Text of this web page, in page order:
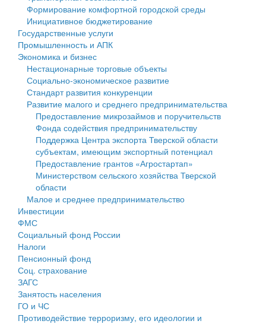
Государственные услуги
Промышленность и АПК
Экономика и бизнес
Символика
Устав
Гостям округа
Туризм
Культура
Образование
Здравоохранение
Социальная защита
Фотоальбом
муниципального округа Тверской области
Администрация Кашинского муниципального округа
Тверской области
Управление сельскими территориями
Открытые данные
Работа с обращениями граждан
Муниципальный контроль
Муниципальные услуги
Проекты административных регламентов
Антимонопольный комплаенс
Противодействие коррупции
Финансовое управление
Бюджет для граждан
Имущество
Выявление правообладателей ранее учтенных
объектов недвижимости
Имущественная поддержка субъектов малого и
среднего предпринимательства
Информационная поддержка субъектов малого и
среднего предпринимательства
Муниципальные программы
Контрольно-счетная палата
Персональные данные
Оценка регулирующего воздействия
Формирование комфортной городской среды
Инициативное бюджетирование
Государственные услуги
Промышленность и АПК
Экономика и бизнес
Нестационарные торговые объекты
Социально-экономическое развитие
Стандарт развития конкуренции
Развитие малого и среднего предпринимательства
Предоставление микрозаймов и поручительств
Фонда содействия предпринимательству
Поддержка Центра экспорта Тверской области
субъектам, имеющим экспортный потенциал
Предоставление грантов «Агростартап»
Министерством сельского хозяйства Тверской
области
Малое и среднее предпринимательство
Инвестиции
ФМС
Социальный фонд России
Налоги
Пенсионный фонд
Соц. страхование
ЗАГС
Занятость населения
ГО и ЧС
Противодействие терроризму, его идеологии и